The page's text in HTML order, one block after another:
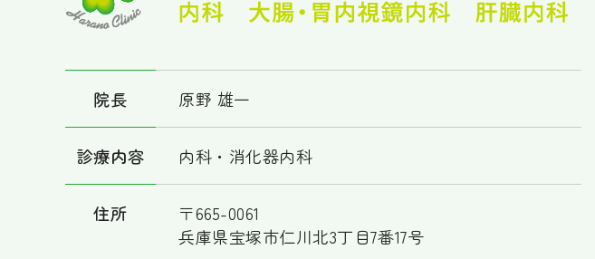
院長 原野 雄一
診療内容 内科・消化器内科
住所
〒665-0061
兵庫県宝塚市仁川北3丁目7番17号